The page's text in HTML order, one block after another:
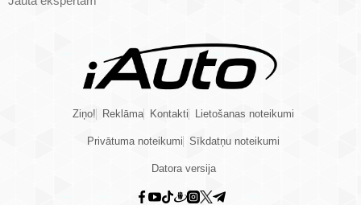
Ziņo! Reklāma Kontakti Lietošanas noteikumi
Privātuma noteikumi Sīkdatņu noteikumi
Datora versija